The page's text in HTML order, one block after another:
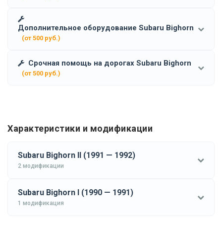
Дополнительное оборудование Subaru Bighorn
(от 500 руб.)
Срочная помощь на дорогах Subaru Bighorn
(от 500 руб.)
Характеристики и модификации
Subaru Bighorn II (1991 — 1992)
2 модификации
Subaru Bighorn I (1990 — 1991)
1 модификация